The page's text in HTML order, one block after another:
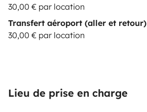
30,00 € par location
Transfert aéroport (aller et retour)
30,00 € par location
Lieu de prise en charge